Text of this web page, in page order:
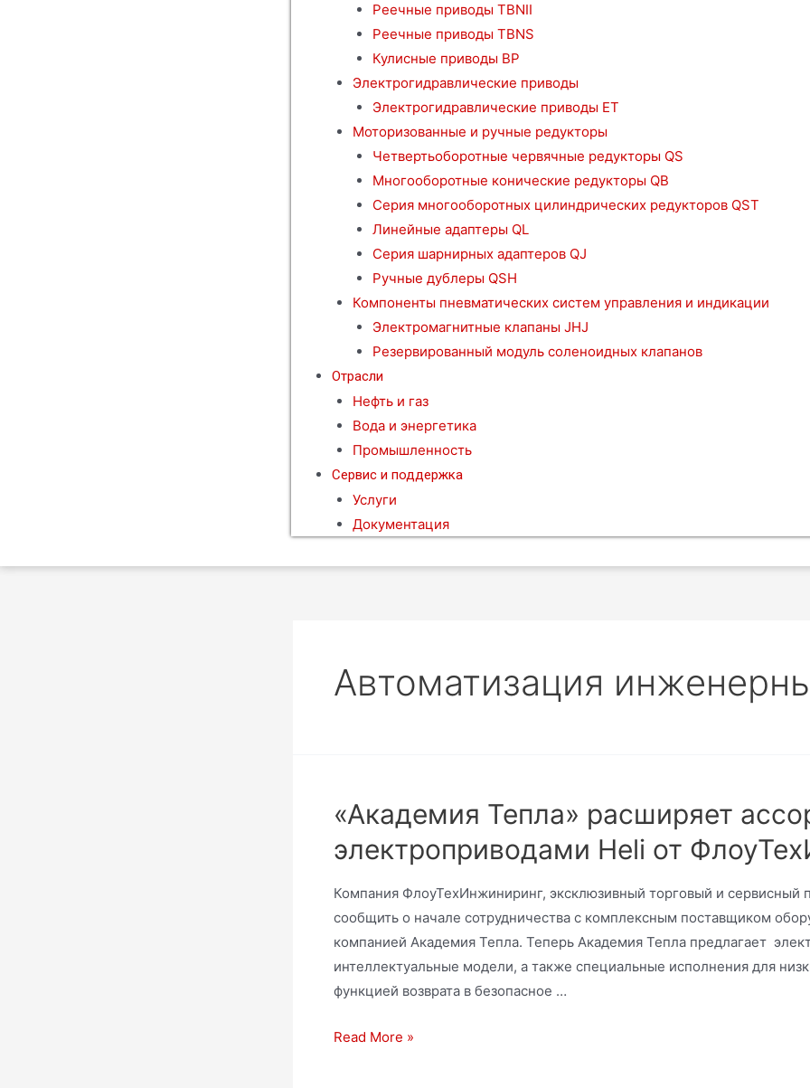
Реечные приводы TBNII
Реечные приводы TBNS
Кулисные приводы BP
Электрогидравлические приводы
Электрогидравлические приводы ET
Моторизованные и ручные редукторы
Четвертьоборотные червячные редукторы QS
Многооборотные конические редукторы QB
Серия многооборотных цилиндрических редукторов QST
Линейные адаптеры QL
Серия шарнирных адаптеров QJ
Ручные дублеры QSH
Компоненты пневматических систем управления и индикации
Электромагнитные клапаны JHJ
Резервированный модуль соленоидных клапанов
Отрасли
Нефть и газ
Вода и энергетика
Промышленность
Сервис и поддержка
Услуги
Документация
Автоматизация
«Академия Тепла» расширяет
электроприводами Heli от
Компания ФлоуТехИнжиниринг, эксклюзивный торговый и сервисный
сообщить о начале сотрудничества с комплексным поставщиком
компанией Академия Тепла. Теперь Академия Тепла предлагает
интеллектуальные модели, а также специальные исполнения для
функцией возврата в безопасное …
Read More »